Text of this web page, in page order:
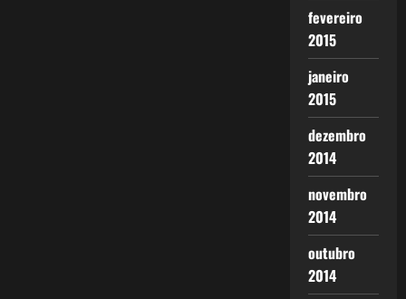
fevereiro
2015
janeiro
2015
dezembro
2014
novembro
2014
outubro
2014